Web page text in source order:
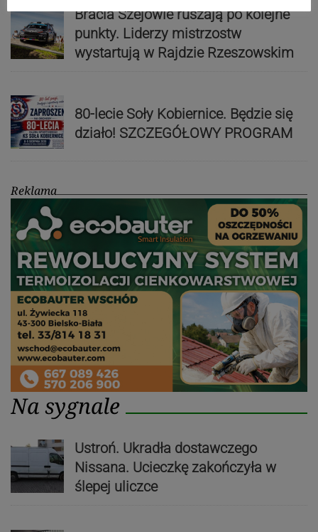
Bracia Szejowie ruszają po kolejne
punkty. Liderzy mistrzostw
wystartują w Rajdzie Rzeszowskim
80-lecie Soły Kobiernice. Będzie się
działo! SZCZEGÓŁOWY PROGRAM
Reklama
Na sygnale
Ustroń. Ukradła dostawczego
Nissana. Ucieczkę zakończyła w
ślepej uliczce